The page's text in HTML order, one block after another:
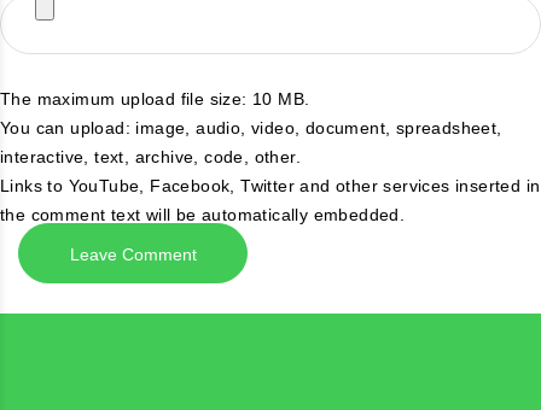
The maximum upload file size: 10 MB.
You can upload: image ,audio ,video document spreadsheet
interactive ,text archive ,code other.
Links to YouTube, Facebook, Twitter and other services inserted in
the comment text will be automatically embedded.